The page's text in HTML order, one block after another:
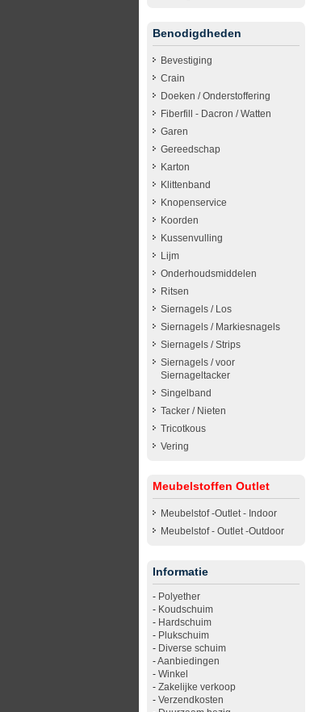
Benodigdheden
Bevestiging
Crain
Doeken / Onderstoffering
Fiberfill - Dacron / Watten
Garen
Gereedschap
Karton
Klittenband
Knopenservice
Koorden
Kussenvulling
Lijm
Onderhoudsmiddelen
Ritsen
Siernagels / Los
Siernagels / Markiesnagels
Siernagels / Strips
Siernagels / voor
Siernageltacker
Singelband
Tacker / Nieten
Tricotkous
Vering
Meubelstoffen Outlet
Meubelstof -Outlet - Indoor
Meubelstof - Outlet -Outdoor
Informatie
- Polyether
- Koudschuim
- Hardschuim
- Plukschuim
- Diverse schuim
-Aanbiedingen
- Winkel
- Zakelijke verkoop
- Verzendkosten